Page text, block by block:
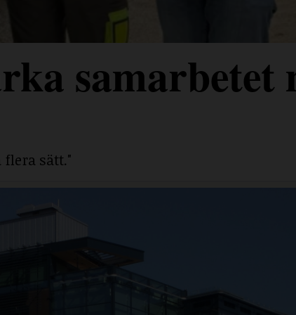
samarbetet
flera sätt."